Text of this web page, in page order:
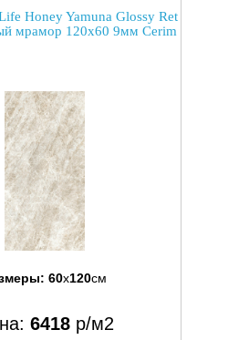
Honey Yamuna Glossy Ret
мрамор 120x60 9мм Cerim
60x120см
6418 р/м2